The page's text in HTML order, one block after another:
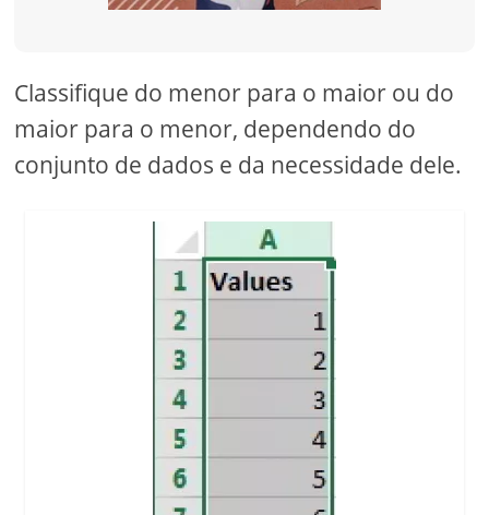
Classifique do menor para o maior ou do
maior para o menor, dependendo do
conjunto de dados e da necessidade dele.